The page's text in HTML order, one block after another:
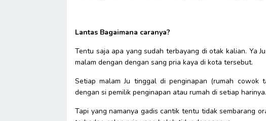
Lantas Bagaimana caranya?
Tentu saja apa yang sudah terbayang di otak kalian. Ya
malam dengan dengan sang pria kaya di kota tersebut.
Setiap malam Ju tinggal di penginapan (rumah cowok
dengan si pemilik penginapan atau rumah di setiap harinya.
Tapi yang namanya gadis cantik tentu tidak sembarang